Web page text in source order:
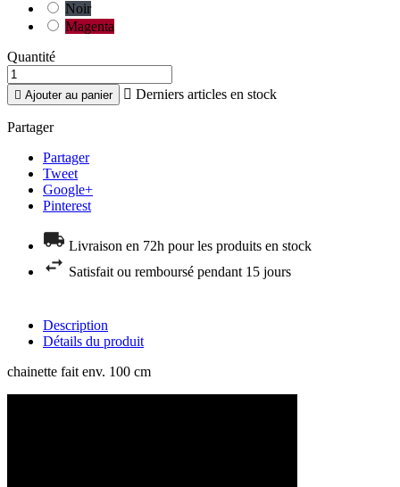
Noir
Magenta
Quantité
 Ajouter au panier  Derniers articles en stock
Partager
Partager
Tweet
Google+
Pinterest
Livraison en 72h pour les produits en stock
Satisfait ou remboursé pendant 15 jours
Description
Détails du produit
chainette fait env. 100 cm